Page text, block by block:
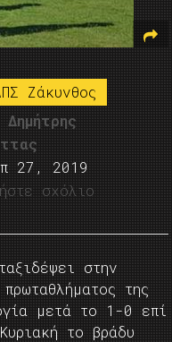
Ζάκυνθος
Δημήτρης
27, 2019
σχόλιο
στην
της
μετά το 1-0 επί
το βράδυ